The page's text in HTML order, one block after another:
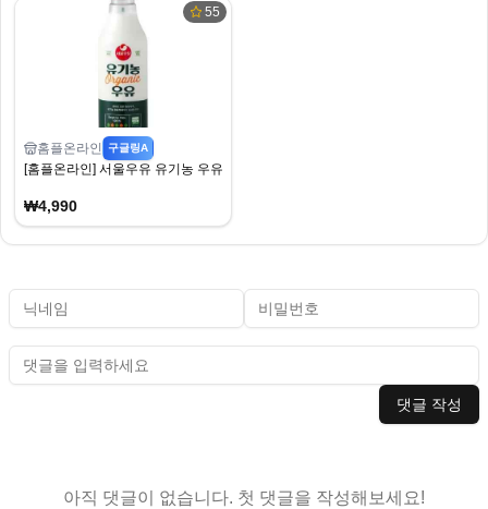
55
홈플온라인 구글링A
[홈플온라인] 서울우유 유기농 우유 700ml 1+1 (4,990원/무료)
₩4,990
댓글 작성
아직 댓글이 없습니다. 첫 댓글을 작성해보세요!